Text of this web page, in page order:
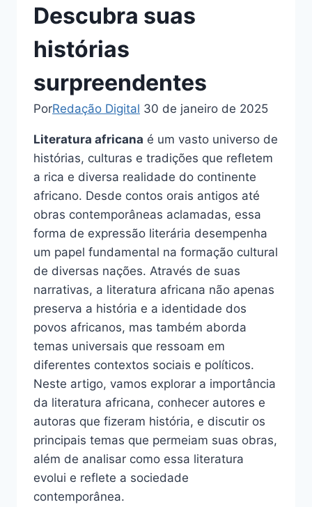
Descubra suas
histórias
surpreendentes
PorRedação Digital 30 de janeiro de 2025
Literatura africana é um vasto universo de
histórias, culturas e tradições que refletem
a rica e diversa realidade do continente
africano. Desde contos orais antigos até
obras contemporâneas aclamadas, essa
forma de expressão literária desempenha
um papel fundamental na formação cultural
de diversas nações. Através de suas
narrativas, a literatura africana não apenas
preserva a história e a identidade dos
povos africanos, mas também aborda
temas universais que ressoam em
diferentes contextos sociais e políticos.
Neste artigo, vamos explorar a importância
da literatura africana, conhecer autores e
autoras que fizeram história, e discutir os
principais temas que permeiam suas obras,
além de analisar como essa literatura
evolui e reflete a sociedade
contemporânea.